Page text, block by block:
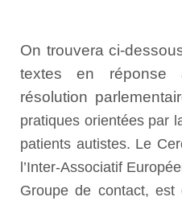
On trouvera ci-
textes en réponse
résolution
pratiques orientées par
patients autistes. Le
l’Inter-Associatif
Groupe de contact, est